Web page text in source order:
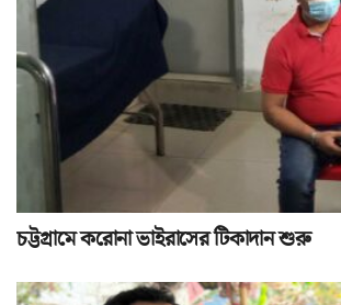
চট্টগ্রামে করোনা ভাইরাসের টিকাদান শুরু